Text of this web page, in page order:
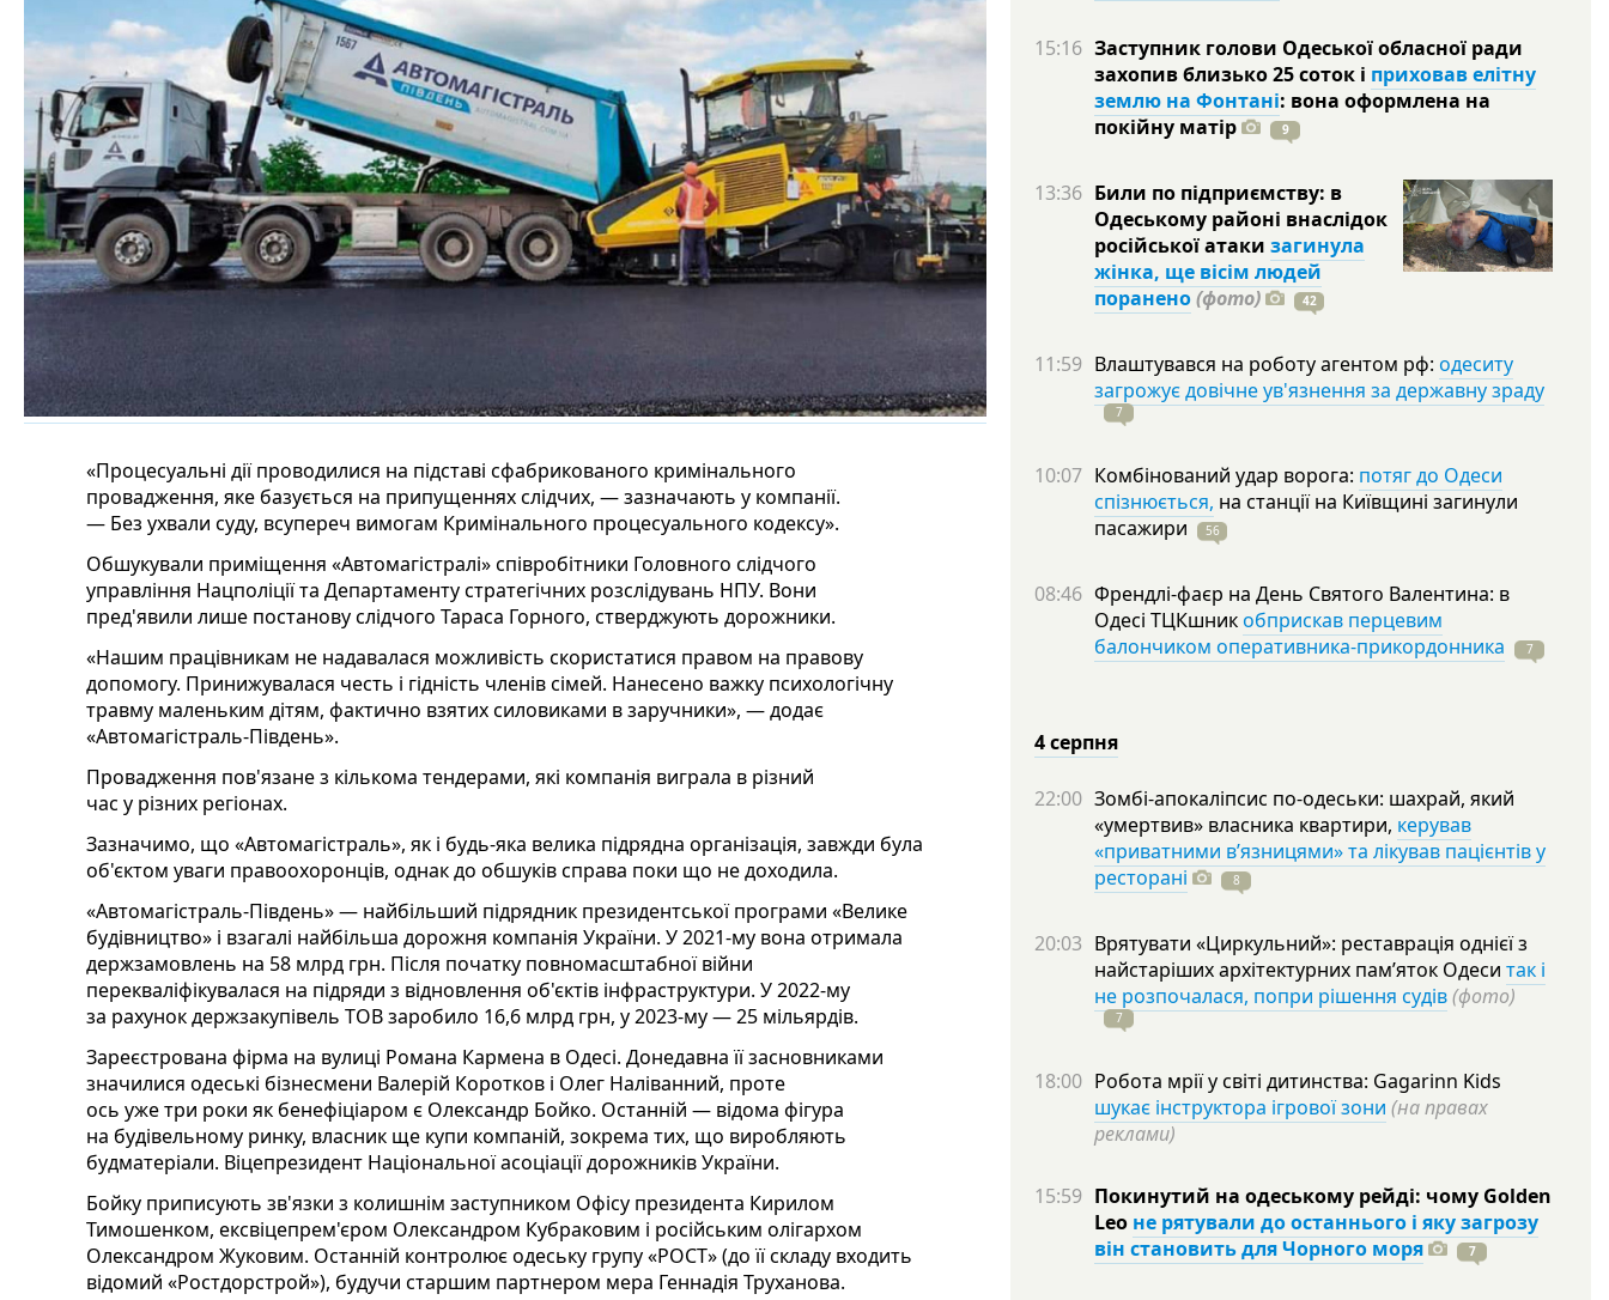
«Процесуальні дії проводилися на підставі сфабрикованого кримінального
провадження, яке базується на припущеннях слідчих, — зазначають у компанії.
— Без ухвали суду, всупереч вимогам Кримінального процесуального кодексу».
Обшукували приміщення «Автомагістралі» співробітники Головного слідчого
управління Нацполіції та Департаменту стратегічних розслідувань НПУ. Вони
пред'явили лише постанову слідчого Тараса Горного, стверджують дорожники.
«Нашим працівникам не надавалася можливість скористатися правом на правову
допомогу. Принижувалася честь і гідність членів сімей. Нанесено важку психологічну
травму маленьким дітям, фактично взятих силовиками в заручники», — додає
«Автомагістраль-Південь».
Провадження пов'язане з кількома тендерами, які компанія виграла в різний
час у різних регіонах.
Зазначимо, що «Автомагістраль», як і будь-яка велика підрядна організація, завжди була
об'єктом уваги правоохоронців, однак до обшуків справа поки що не доходила.
«Автомагістраль-Південь» — найбільший підрядник президентської програми «Велике
будівництво» і взагалі найбільша дорожня компанія України. У 2021-му вона отримала
держзамовлень на 58 млрд грн. Після початку повномасштабної війни
перекваліфікувалася на підряди з відновлення об'єктів інфраструктури. У 2022-му
за рахунок держзакупівель ТОВ заробило 16,6 млрд грн, у 2023-му — 25 мільярдів.
Зареєстрована фірма на вулиці Романа Кармена в Одесі. Донедавна її засновниками
значилися одеські бізнесмени Валерій Коротков і Олег Наліванний, проте
ось уже три роки як бенефіціаром є Олександр Бойко. Останній — відома фігура
на будівельному ринку, власник ще купи компаній, зокрема тих, що виробляють
будматеріали. Віцепрезидент Національної асоціації дорожників України.
Бойку приписують зв'язки з колишнім заступником Офісу президента Кирилом
Тимошенком, ексвіцепрем'єром Олександром Кубраковим і російським олігархом
Олександром Жуковим. Останній контролює одеську групу «РОСТ» (до її складу входить
відомий «Ростдорстрой»), будучи старшим партнером мера Геннадія Труханова.
15:16 Заступник голови Одеської обласної ради
захопив близько 25 соток і приховав елітну
землю на Фонтані: вона оформлена на
покійну матір 9
13:36 Били по підприємству: в
Одеському районі внаслідок
російської атаки загинула
жінка, ще вісім людей
поранено(фото) 42
11:59 Влаштувався на роботу агентом рф: одеситу
загрожує довічне ув'язнення за державну зраду
7
10:07 Комбінований удар ворога: потяг до Одеси
спізнюється, на станції на Київщині загинули
пасажири
56
08:46 Френдлі-фаєр на День Святого Валентина: в
Одесі ТЦКшникобприскав перцевим
балончиком оперативника-прикордонника
7
4 серпня
22:00 Зомбі-апокаліпсис по-одеськи: шахрай, який
«умертвив» власника квартири, керував
«приватними в’язницями» та лікував пацієнтів у
ресторані
8
20:03 Врятувати «Циркульний»: реставрація однієї з
найстаріших архітектурних пам’яток Одеси так і
не розпочалася, попри рішення судів(фото)
7
18:00 Робота мрії у світі дитинства: Gagarinn Kids
шукає інструктора ігрової зони (на правах
реклами)
15:59 Покинутий на одеському рейді: чому Golden
Leo не рятували до останнього і яку загрозу
він становить для Чорного моря
7